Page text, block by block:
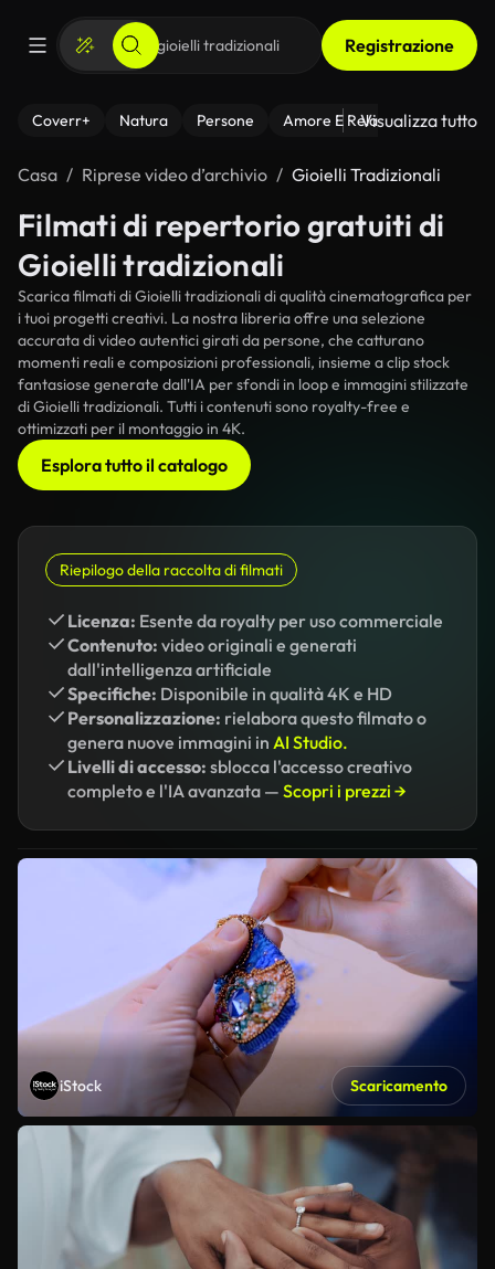
Registrazione
Coverr+ Natura Persone Amore E Relazioni Il
Visualizza tutto
Casa Riprese video d’archivio Gioielli Tradizionali
Filmati di repertorio gratuiti di
Gioielli tradizionali
Scarica filmati di Gioielli tradizionali di qualità cinematografica per
i tuoi progetti creativi. La nostra libreria offre una selezione
accurata di video autentici girati da persone, che catturano
momenti reali e composizioni professionali, insieme a clip stock
fantasiose generate dall'IA per sfondi in loop e immagini stilizzate
di Gioielli tradizionali. Tutti i contenuti sono royalty-free e
ottimizzati per il montaggio in 4K.
Esplora tutto il catalogo
Riepilogo della raccolta di filmati
Licenza: Esente da royalty per uso commerciale
Contenuto: video originali e generati
dall'intelligenza artificiale
Specifiche: Disponibile in qualità 4K e HD
Personalizzazione: rielabora questo filmato o
genera nuove immagini in AI Studio.
Livelli di accesso: sblocca l'accesso creativo
completo e l'IA avanzata — Scopri i prezzi →
iStock Scaricamento